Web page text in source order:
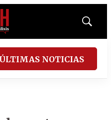
Mostrar
ÚLTIMAS NOTICIAS